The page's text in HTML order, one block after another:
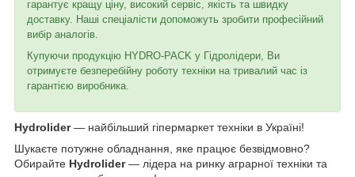
гарантує кращу ціну, високий сервіс, якість та швидку
доставку. Наші спеціалісти допоможуть зробити професійний
вибір аналогів.
Купуючи продукцію HYDRO-PACK у Гідролідери, Ви
отримуєте безперебійну роботу техніки на тривалий час із
гарантією виробника.
Hydrolider— найбільший гіпермаркет техніки в Україні!
Шукаєте потужне обладнання, яке працює безвідмовно?
Обирайте Hydrolider— лідера на ринку аграрної техніки та